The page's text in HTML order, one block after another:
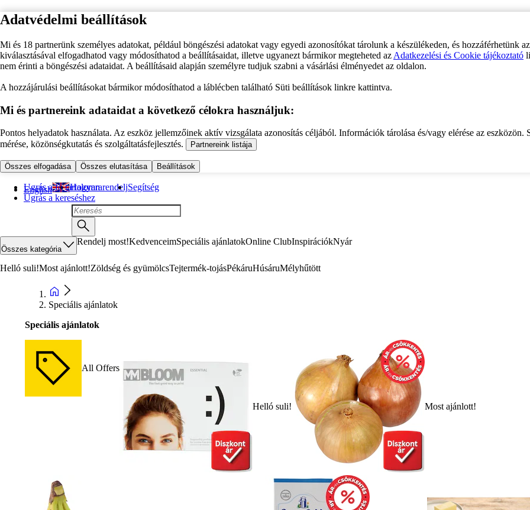
Adatvédelmi beállítások
Mi és 18 partnerünk személyes adatokat, például böngészési adatokat vagy egyedi azonosítókat tárolunk a készülékeden, és hozzáférhetünk
kiválasztásával elfogadhatod vagy módosíthatod a beállításaidat, illetve ugyanezt bármikor megteheted az Adatkezelési és Cookie tájékoztató
nem érinti a böngészési adataidat. A beállításaid alapján személyre tudjuk szabni a vásárlási élményedet az oldalon.
A hozzájárulási beállításokat bármikor módosíthatod a láblécben található Süti beállítások linkre kattintva.
Mi és partnereink adataidat a következő célokra használjuk:
Pontos helyadatok használata. Az eszköz jellemzőinek aktív vizsgálata azonosítás céljából. Információk tárolása és/vagy elérése az eszközön.
mérése, közönségkutatás és szolgáltatásfejlesztés.
Partnereink listája
Összes elfogadása Összes elutasítása Beállítások
Ugrás a fő tartalomra
Ugrás a kereséshez
English Hogyan rendeljSegítség
Összes kategória
Rendelj most!KedvenceimSpeciális ajánlatokOnline ClubInspirációkNyár
Helló suli!Most ajánlott!Zöldség és gyümölcsTejtermék-tojásPékáruHúsáruMélyhűtött
Speciális ajánlatok
Speciális ajánlatok
All Offers
Helló suli! Most ajánlott!